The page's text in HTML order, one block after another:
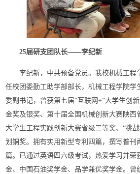
25届研支团队长——李纪新
李纪新，中共预备党员。我校机械工程
任校团委勤工助学部部长，机械工程学院学
委副书记，曾获第七届“互联网+”大学生创
金奖及银奖、第十届全国机械创新大赛陕西
大学生工程实践创新大赛省级二等奖、“挑
划铜奖。拥有实用新型专利四篇，撰写普刊
篇。已通过英语四六级考试，热爱学习并荣
金、中国石油奖学金、品学兼优奖学金。曾